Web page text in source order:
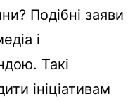
Подібні заяви
і
Такі
ініціативам